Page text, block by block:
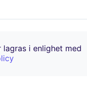
i enlighet med